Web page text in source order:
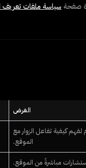
صفحة سياسة ملفات تعريف
الغرض
كيفية تفاعل الزوار مع
الموقع.
مباشرةً من الموقع.